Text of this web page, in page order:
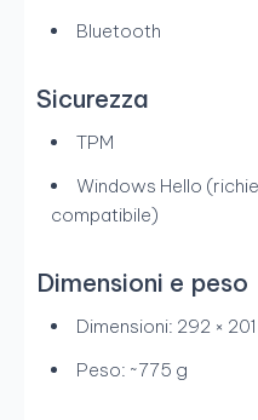
Bluetooth
Sicurezza
TPM
Windows Hello
compatibile)
Dimensioni e peso
Dimensioni: 292 ×
Peso: ~775 g